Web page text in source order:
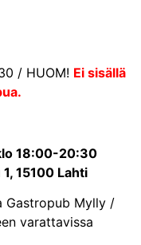
/ HUOM! Ei sisällä
18:00-20:30
15100 Lahti
Gastropub Mylly /
varattavissa